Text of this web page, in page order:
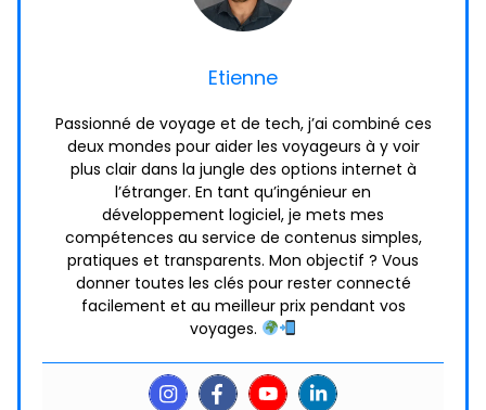
Etienne
Passionné de voyage et de tech, j’ai combiné ces
deux mondes pour aider les voyageurs à y voir
plus clair dans la jungle des options internet à
l’étranger. En tant qu’ingénieur en
développement logiciel, je mets mes
compétences au service de contenus simples,
pratiques et transparents. Mon objectif ? Vous
donner toutes les clés pour rester connecté
facilement et au meilleur prix pendant vos
voyages.